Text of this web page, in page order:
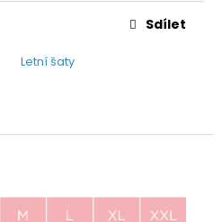
Letní šaty
Sdílet